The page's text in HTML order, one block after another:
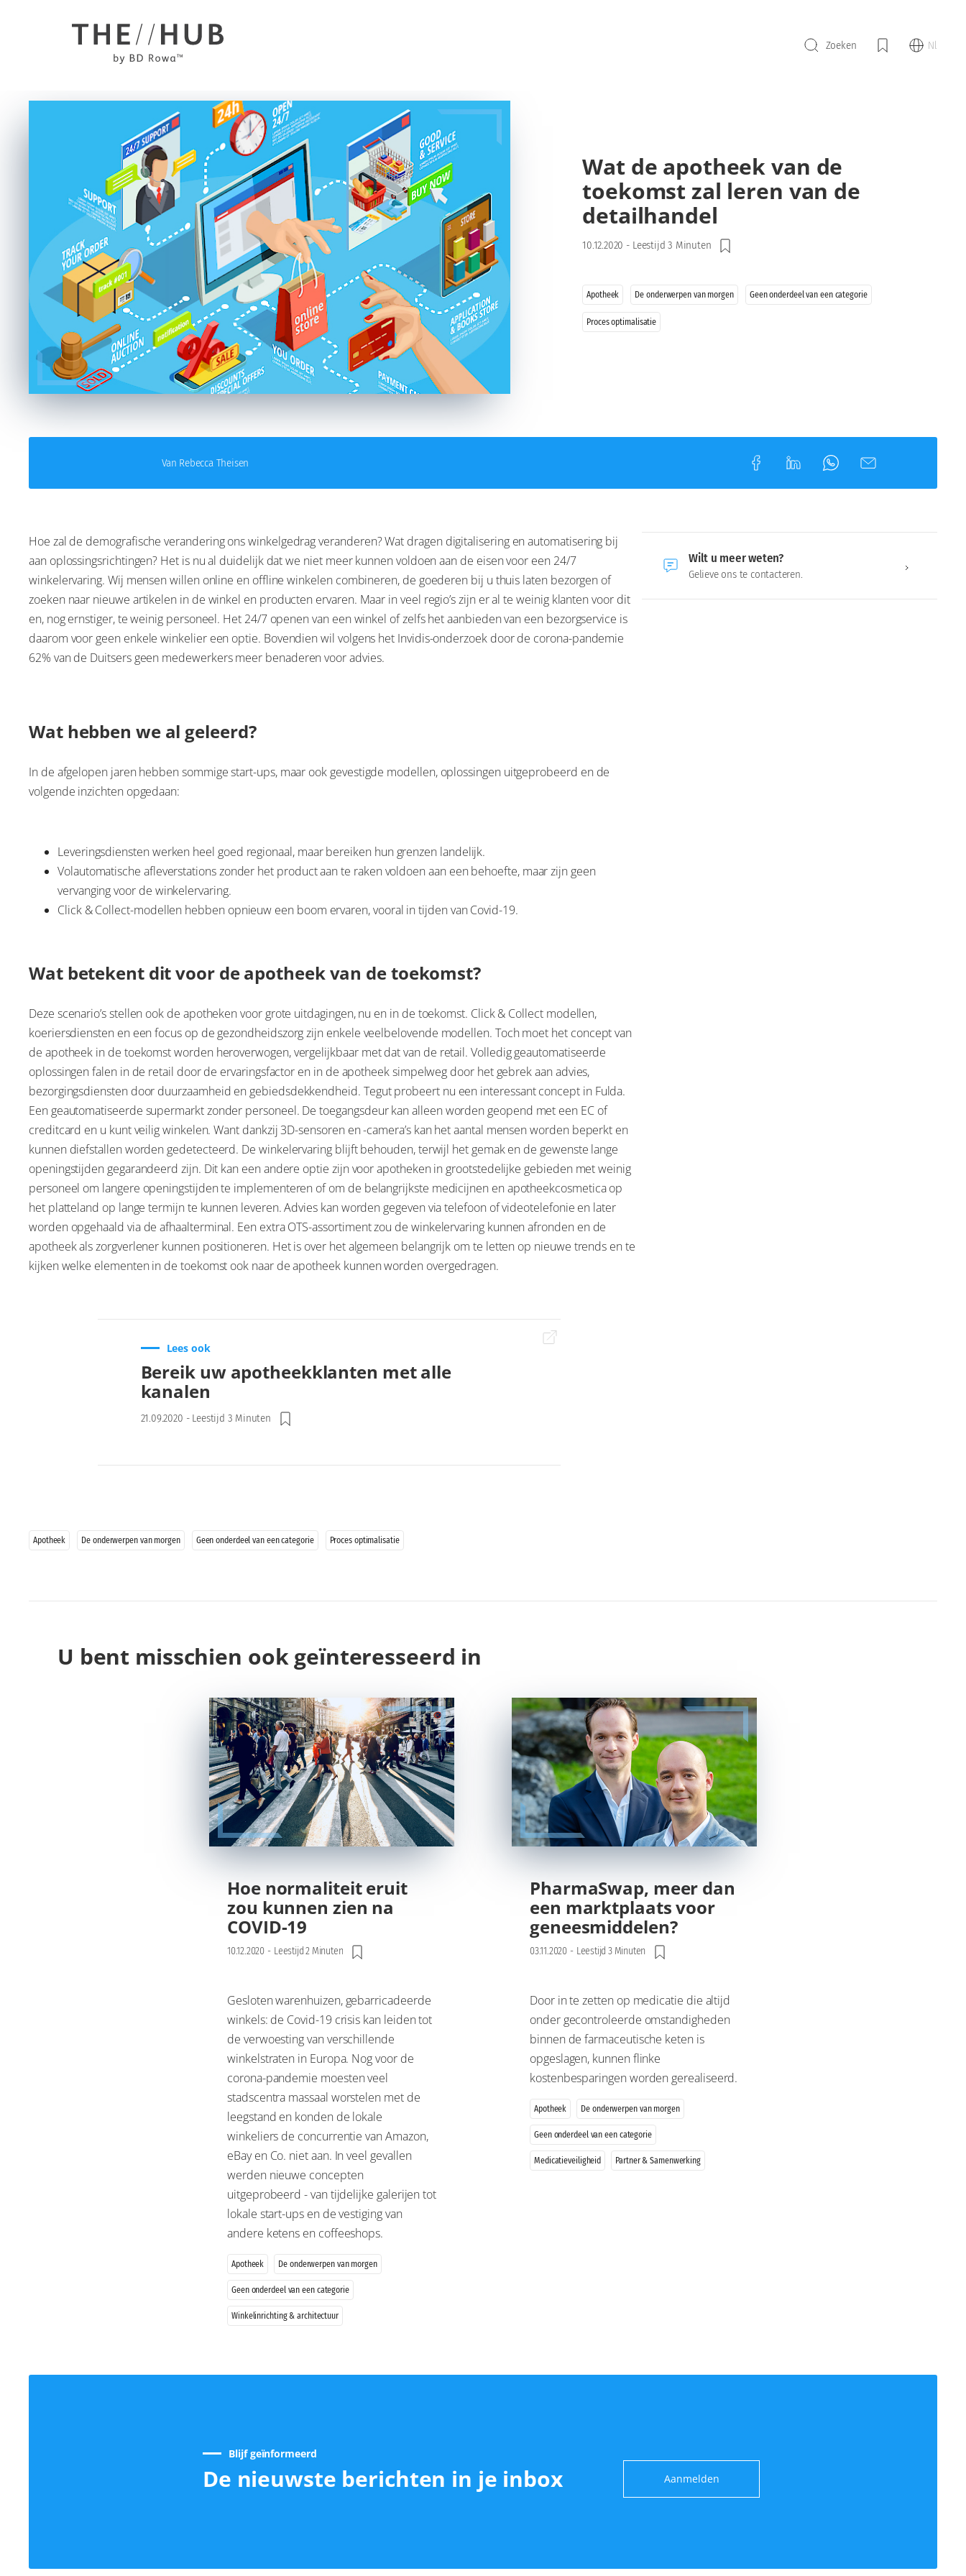
Zoeken Nl
Wat de apotheek van de
toekomst zal leren van de
detailhandel
10.12.2020 - Leestijd 3 Minuten
Apotheek De onderwerpen van morgen Geen onderdeel van een categorie
Proces optimalisatie
Van Rebecca Theisen
Wilt u meer weten?
Gelieve ons te contacteren.
Hoe zal de demografische verandering ons winkelgedrag veranderen? Wat dragen digitalisering en automatisering bij
aan oplossingsrichtingen? Het is nu al duidelijk dat we niet meer kunnen voldoen aan de eisen voor een 24/7
winkelervaring. Wij mensen willen online en offline winkelen combineren, de goederen bij u thuis laten bezorgen of
zoeken naar nieuwe artikelen in de winkel en producten ervaren. Maar in veel regio’s zijn er al te weinig klanten voor dit
en, nog ernstiger, te weinig personeel. Het 24/7 openen van een winkel of zelfs het aanbieden van een bezorgservice is
daarom voor geen enkele winkelier een optie. Bovendien wil volgens het Invidis-onderzoek door de corona-pandemie
62% van de Duitsers geen medewerkers meer benaderen voor advies.
Wat hebben we al geleerd?
In de afgelopen jaren hebben sommige start-ups, maar ook gevestigde modellen, oplossingen uitgeprobeerd en de
volgende inzichten opgedaan:
Leveringsdiensten werken heel goed regionaal, maar bereiken hun grenzen landelijk.
Volautomatische afleverstations zonder het product aan te raken voldoen aan een behoefte, maar zijn geen
vervanging voor de winkelervaring.
Click & Collect-modellen hebben opnieuw een boom ervaren, vooral in tijden van Covid-19.
Wat betekent dit voor de apotheek van de toekomst?
Deze scenario’s stellen ook de apotheken voor grote uitdagingen, nu en in de toekomst. Click & Collect modellen,
koeriersdiensten en een focus op de gezondheidszorg zijn enkele veelbelovende modellen. Toch moet het concept van
de apotheek in de toekomst worden heroverwogen, vergelijkbaar met dat van de retail. Volledig geautomatiseerde
oplossingen falen in de retail door de ervaringsfactor en in de apotheek simpelweg door het gebrek aan advies,
bezorgingsdiensten door duurzaamheid en gebiedsdekkendheid. Tegut probeert nu een interessant concept in Fulda.
Een geautomatiseerde supermarkt zonder personeel. De toegangsdeur kan alleen worden geopend met een EC of
creditcard en u kunt veilig winkelen. Want dankzij 3D-sensoren en -camera’s kan het aantal mensen worden beperkt en
kunnen diefstallen worden gedetecteerd. De winkelervaring blijft behouden, terwijl het gemak en de gewenste lange
openingstijden gegarandeerd zijn. Dit kan een andere optie zijn voor apotheken in grootstedelijke gebieden met weinig
personeel om langere openingstijden te implementeren of om de belangrijkste medicijnen en apotheekcosmetica op
het platteland op lange termijn te kunnen leveren. Advies kan worden gegeven via telefoon of videotelefonie en later
worden opgehaald via de afhaalterminal. Een extra OTS-assortiment zou de winkelervaring kunnen afronden en de
apotheek als zorgverlener kunnen positioneren. Het is over het algemeen belangrijk om te letten op nieuwe trends en te
kijken welke elementen in de toekomst ook naar de apotheek kunnen worden overgedragen.
Lees ook
Bereik uw apotheekklanten met alle
kanalen
21.09.2020 - Leestijd 3 Minuten
Apotheek De onderwerpen van morgen Geen onderdeel van een categorie Proces optimalisatie
U bent misschien ook geïnteresseerd in
Hoe normaliteit eruit
zou kunnen zien na
COVID-19
10.12.2020 - Leestijd 2 Minuten
Gesloten warenhuizen, gebarricadeerde
winkels: de Covid-19 crisis kan leiden tot
de verwoesting van verschillende
winkelstraten in Europa. Nog voor de
corona-pandemie moesten veel
stadscentra massaal worstelen met de
leegstand en konden de lokale
winkeliers de concurrentie van Amazon,
eBay en Co. niet aan. In veel gevallen
werden nieuwe concepten
uitgeprobeerd - van tijdelijke galerijen tot
lokale start-ups en de vestiging van
andere ketens en coffeeshops.
Apotheek De onderwerpen van morgen
Geen onderdeel van een categorie
Winkelinrichting & architectuur
PharmaSwap, meer dan
een marktplaats voor
geneesmiddelen?
03.11.2020 - Leestijd 3 Minuten
Door in te zetten op medicatie die altijd
onder gecontroleerde omstandigheden
binnen de farmaceutische keten is
opgeslagen, kunnen flinke
kostenbesparingen worden gerealiseerd.
Apotheek De onderwerpen van morgen
Geen onderdeel van een categorie
Medicatieveiligheid Partner & Samenwerking
Blijf geïnformeerd
De nieuwste berichten in je inbox Aanmelden